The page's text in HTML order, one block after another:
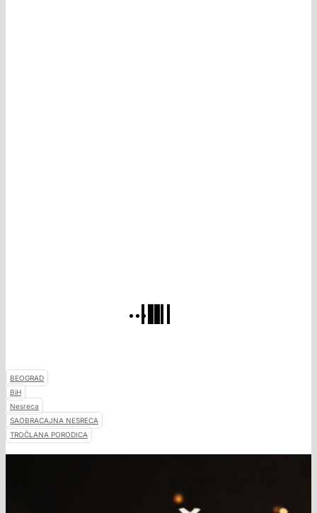
BEOGRAD
BiH
Nesreca
SAOBRACAJNA NESRECA
TROČLANA PORODICA